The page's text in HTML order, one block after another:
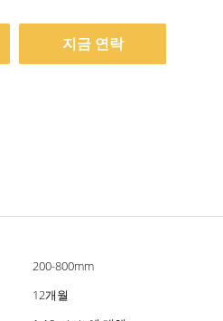
지금 연락
200-800mm
12개월